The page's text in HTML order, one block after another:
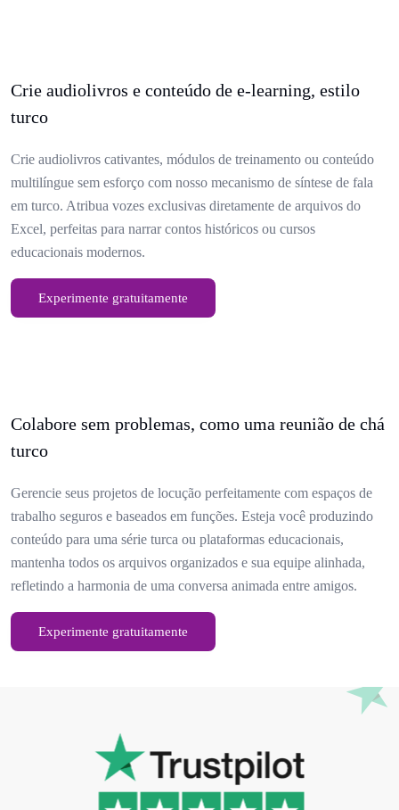
Crie audiolivros e conteúdo de e-learning, estilo
turco
Crie audiolivros cativantes, módulos de treinamento ou conteúdo
multilíngue sem esforço com nosso mecanismo de síntese de fala
em turco. Atribua vozes exclusivas diretamente de arquivos do
Excel, perfeitas para narrar contos históricos ou cursos
educacionais modernos.
Experimente gratuitamente
Colabore sem problemas, como uma reunião de chá
turco
Gerencie seus projetos de locução perfeitamente com espaços de
trabalho seguros e baseados em funções. Esteja você produzindo
conteúdo para uma série turca ou plataformas educacionais,
mantenha todos os arquivos organizados e sua equipe alinhada,
refletindo a harmonia de uma conversa animada entre amigos.
Experimente gratuitamente